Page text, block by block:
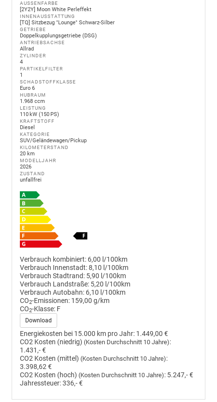
AUSSENFARBE
[2Y2Y] Moon White Perleffekt
INNENAUSSTATTUNG
[TQ] Sitzbezug "Lounge" Schwarz-Silber
GETRIEBE
Doppelkupplungsgetriebe (DSG)
ANTRIEBSACHSE
Allrad
ZYLINDER
4
PARTIKELFILTER
1
SCHADSTOFFKLASSE
Euro 6
HUBRAUM
1.968 ccm
LEISTUNG
110 kW (150 PS)
KRAFTSTOFF
Diesel
KATEGORIE
SUV/Geländewagen/Pickup
KILOMETERSTAND
20 km
MODELLJAHR
2026
ZUSTAND
unfallfrei
Verbrauch kombiniert: 6,00 l/100km
Verbrauch Innenstadt:8,10 l/100km
Verbrauch Stadtrand: 5,90 l/100km
Verbrauch Landstraße: 5,20 l/100km
Verbrauch Autobahn: 6,10 l/100km
CO2-Emissionen: 159,00 g/km
CO2-Klasse: F
Download
Energiekosten bei 15.000 km pro Jahr: 1.449,00 €
CO2 Kosten (niedrig) (Kosten Durchschnitt 10 Jahre):
1.431,- €
CO2 Kosten (mittel) (Kosten Durchschnitt 10 Jahre):
3.398,62 €
CO2 Kosten (hoch) (Kosten Durchschnitt 10 Jahre): 5.247,- €
Jahressteuer:336,- €